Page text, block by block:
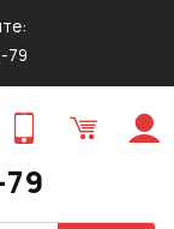
79
КЛИК
ЗАКАЗ